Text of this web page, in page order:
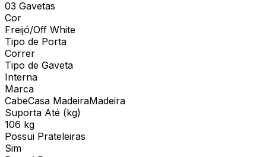
03 Gavetas
Cor
Freijó/Off White
Tipo de Porta
Correr
Tipo de Gaveta
Interna
Marca
CabeCasa MadeiraMadeira
Suporta Até (kg)
106 kg
Possui Prateleiras
Sim